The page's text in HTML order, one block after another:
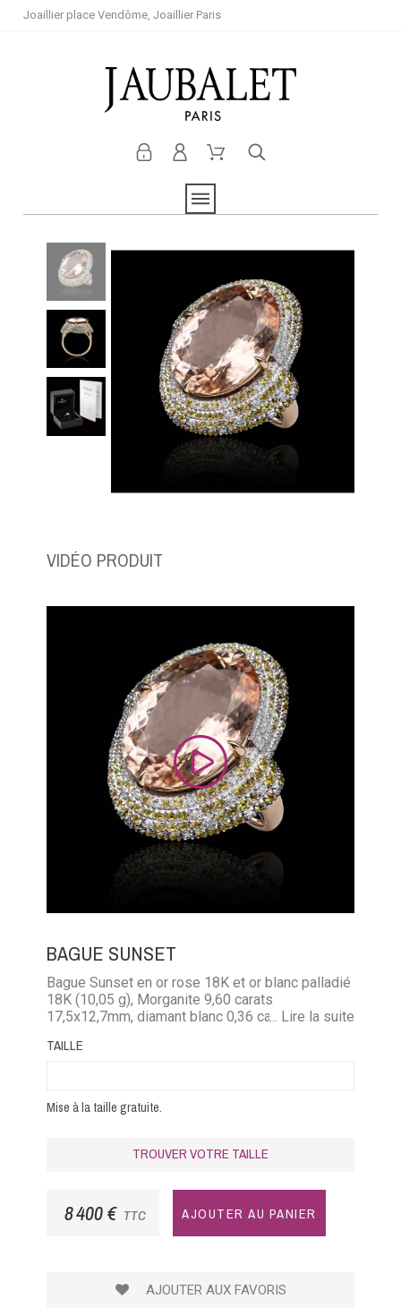
Joaillier place Vendôme, Joaillier Paris
VIDÉO PRODUIT
BAGUE SUNSET
Bague Sunset en or rose 18K et or blanc palladié
18K (10,05 g), Morganite 9,60 carats
17,5x12,7mm, diamant blanc 0,36 carat et saphir
... Lire la suite
TAILLE
Mise à la taille gratuite.
TROUVER VOTRE TAILLE
8 400 € TTC AJOUTER AU PANIER
AJOUTER AUX FAVORIS